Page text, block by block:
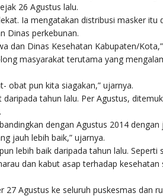
26 Agustus lalu.
Ia mengatakan distribusi masker itu
Dinas perkebunan.
dan Dinas Kesehatan Kabupaten/
masyarakat terutama yang
obat pun kita siagakan,” ujarnya.
tahun lalu. Per Agustus,
dengan Agustus 2014 dengan
jauh lebih baik,” ujarnya.
lebih baik daripada tahun lalu. Seperti
dan kabut asap terhadap kesehatan
27 Agustus ke seluruh puskesmas dan